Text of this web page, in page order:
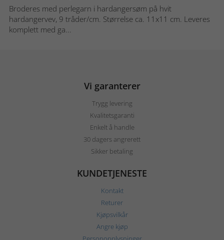
Broderes med perlegarn i hardangersøm på hvit
hardangervev, 9 tråder/cm. Størrelse ca. 11x11 cm. Leveres
komplett med ga...
Vi garanterer
Trygg levering
Kvalitetsgaranti
Enkelt å handle
30 dagers angrerett
Sikker betaling
KUNDETJENESTE
Kontakt
Returer
Kjøpsvilkår
Angre kjøp